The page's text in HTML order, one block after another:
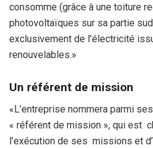
consomme (grâce à une toiture
photovoltaïques sur sa partie
exclusivement de l’électricité
renouvelables.»
Un référent de mission
«L’entreprise nommera parmi
« référent de mission », qui est
l’exécution de ses missions et